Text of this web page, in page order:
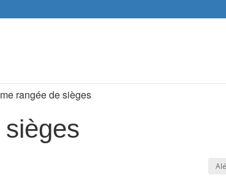
rangée de sièges